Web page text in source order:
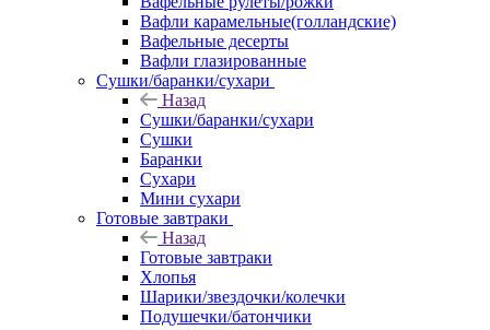
Вафли карамельные(голландские)
Вафельные десерты
Вафли глазированные
Сушки/баранки/сухари
Назад
Сушки/баранки/сухари
Сушки
Баранки
Сухари
Мини сухари
Готовые завтраки
Назад
Готовые завтраки
Хлопья
Шарики/звездочки/колечки
Подушечки/батончики